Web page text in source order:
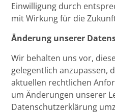
Einwilligung durch
mit Wirkung für die
Änderung unserer
Wir behalten uns vor,
gelegentlich anzupassen,
aktuellen rechtlichen
um Änderungen unserer
Datenschutzerklärung